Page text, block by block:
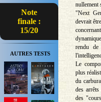
Note
finale :
15/20
AUTRES TESTS
nullement
"Next
devrait
rendu
Le
plus
du
des
des